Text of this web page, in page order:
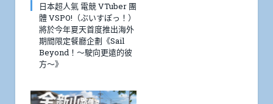
日本超人氣 電競 VTuber 團
體 VSPO!（ぶいすぽっ！）
將於今年夏天首度推出海外
期間限定餐廳企劃《Sail
Beyond！～駛向更遠的彼
方～》